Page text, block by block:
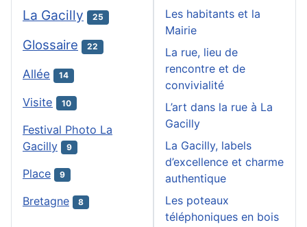
La Gacilly 25
Glossaire 22
Allée 14
Visite 10
Festival Photo La
Gacilly
9
Place 9
Bretagne 8
Les habitants et la
Mairie
La rue, lieu de
rencontre et de
convivialité
L’art dans la rue à La
Gacilly
La Gacilly, labels
d’excellence et charme
authentique
Les poteaux
téléphoniques en bois